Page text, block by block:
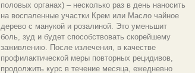
половых органах) – несколько раз в день наносить
на воспаленные участки Крем или Масло чайное
дерево с манукой и розалиной. Это уменьшит
боль, зуд и будет способствовать скорейшему
заживлению. После излечения, в качестве
профилактической меры повторных рецидивов,
продолжить курс в течение месяца, ежедневно